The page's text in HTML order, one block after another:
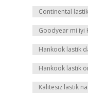
Continental
Goodyear mi iyi
Hankook lastik
Hankook lastik
Kalitesiz lastik